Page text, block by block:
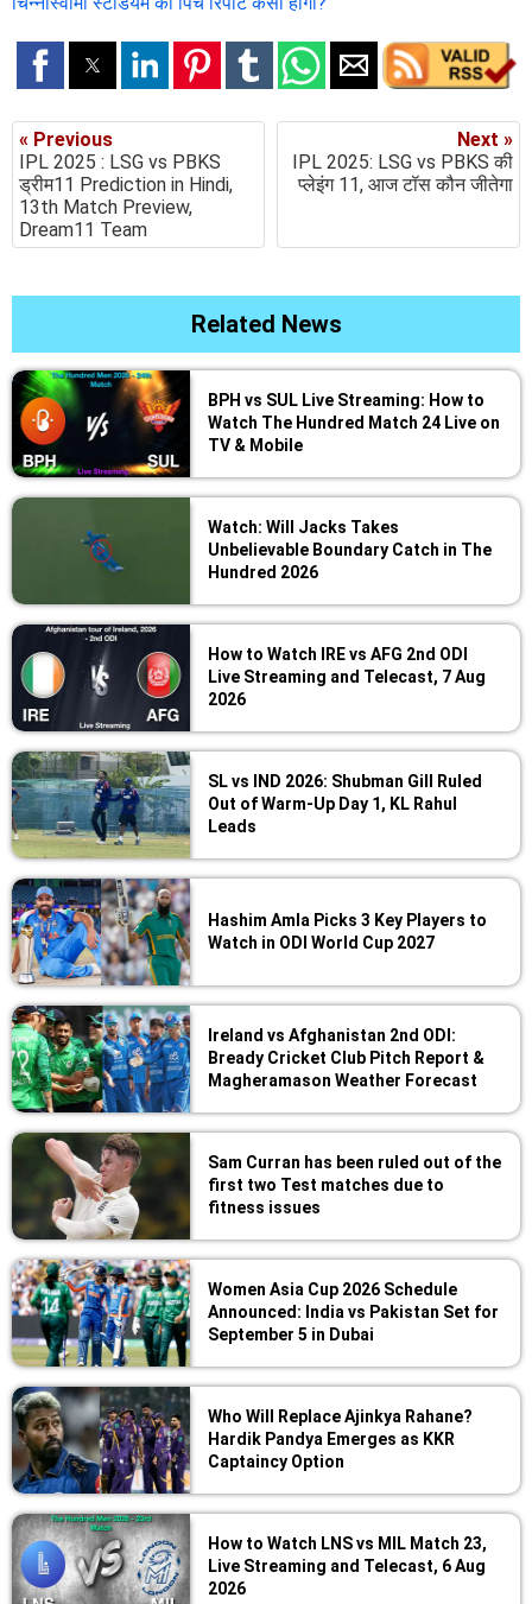
« Previous
IPL 2025 : LSG vs PBKS
ड्रीम11 Prediction in Hindi,
13th Match Preview,
Dream11 Team
Next »
IPL 2025: LSG vs PBKS की
प्लेइंग 11, आज टॉस कौन जीतेगा
Related News
BPH vs SUL Live Streaming: How to
Watch The Hundred Match 24 Live on
TV & Mobile
Watch: Will Jacks Takes
Unbelievable Boundary Catch in The
Hundred 2026
How to Watch IRE vs AFG 2nd ODI
Live Streaming and Telecast, 7 Aug
2026
SL vs IND 2026: Shubman Gill Ruled
Out of Warm-Up Day 1, KL Rahul
Leads
Hashim Amla Picks 3 Key Players to
Watch in ODI World Cup 2027
Ireland vs Afghanistan 2nd ODI:
Bready Cricket Club Pitch Report &
Magheramason Weather Forecast
Sam Curran has been ruled out of the
first two Test matches due to
fitness issues
Women Asia Cup 2026 Schedule
Announced: India vs Pakistan Set for
September 5 in Dubai
Who Will Replace Ajinkya Rahane?
Hardik Pandya Emerges as KKR
Captaincy Option
How to Watch LNS vs MIL Match 23,
Live Streaming and Telecast, 6 Aug
2026